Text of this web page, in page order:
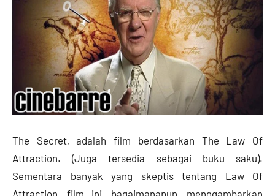
The Secret, adalah film berdasarkan The Law Of
Attraction. (Juga tersedia sebagai buku saku).
Sementara banyak yang skeptis tentang Law Of